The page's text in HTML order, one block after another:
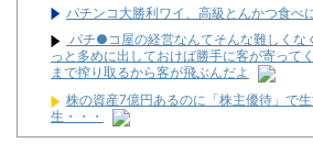
パチンコ大勝利ワイ、高級とんかつ食べ
パチ●コ屋の経営なんてそんな難しくな
っと多めに出しておけば勝手に客が寄って
まで搾り取るから客が飛ぶんだよ
株の資産7億円あるのに「株主優待」で
生・・・